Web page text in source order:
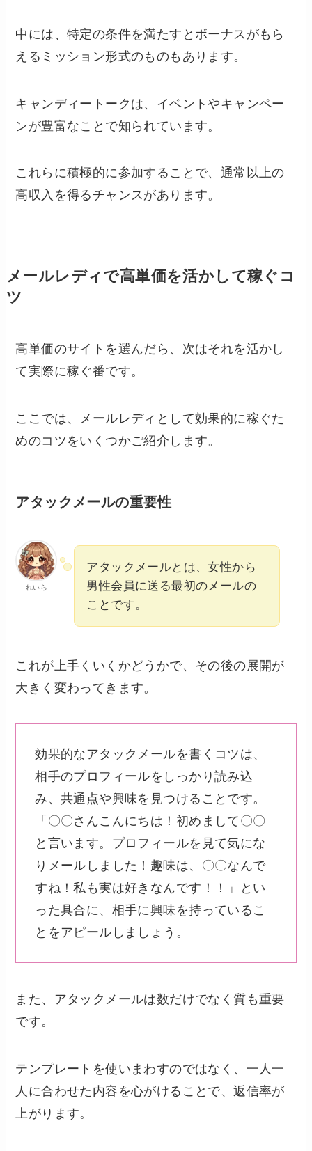
中には、特定の条件を満たすとボーナスがもら
えるミッション形式のものもあります。
キャンディートークは、イベントやキャンペー
ンが豊富なことで知られています。
これらに積極的に参加することで、通常以上の
高収入を得るチャンスがあります。
メールレディで高単価を活かして稼ぐコ
ツ
高単価のサイトを選んだら、次はそれを活かし
て実際に稼ぐ番です。
ここでは、メールレディとして効果的に稼ぐた
めのコツをいくつかご紹介します。
アタックメールの重要性
れいら
アタックメールとは、女性から
男性会員に送る最初のメールの
ことです。
これが上手くいくかどうかで、その後の展開が
大きく変わってきます。
効果的なアタックメールを書くコツは、
相手のプロフィールをしっかり読み込
み、共通点や興味を見つけることです。
「〇〇さんこんにちは！初めまして〇〇
と言います。プロフィールを見て気にな
りメールしました！趣味は、〇〇なんで
すね！私も実は好きなんです！！」とい
った具合に、相手に興味を持っているこ
とをアピールしましょう。
また、アタックメールは数だけでなく質も重要
です。
テンプレートを使いまわすのではなく、一人一
人に合わせた内容を心がけることで、返信率が
上がります。